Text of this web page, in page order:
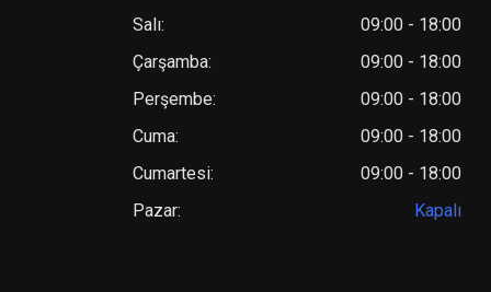
Salı:
09:00 - 18:00
Çarşamba:
09:00 - 18:00
Perşembe:
09:00 - 18:00
Cuma:
09:00 - 18:00
Cumartesi:
09:00 - 18:00
Pazar:
Kapalı